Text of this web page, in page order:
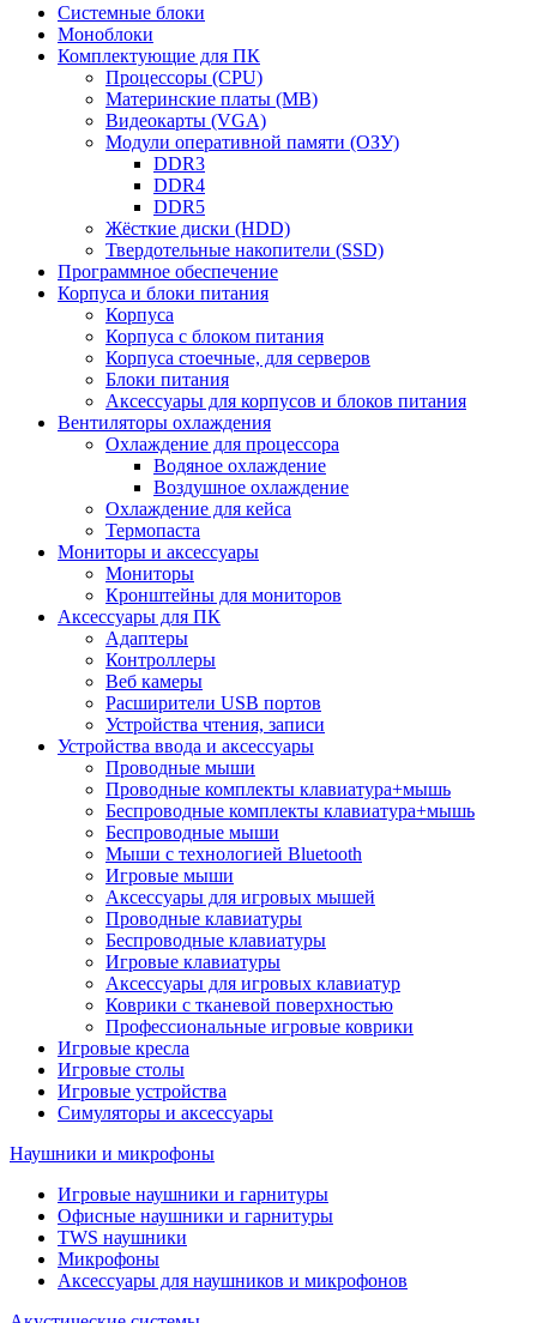
Системные блоки
Моноблоки
Комплектующие для ПК
Процессоры (CPU)
Материнские платы (MB)
Видеокарты (VGA)
Модули оперативной памяти (ОЗУ)
DDR3
DDR4
DDR5
Жёсткие диски (HDD)
Твердотельные накопители (SSD)
Программное обеспечение
Корпуса и блоки питания
Корпуса
Корпуса с блоком питания
Корпуса стоечные, для серверов
Блоки питания
Аксессуары для корпусов и блоков питания
Вентиляторы охлаждения
Охлаждение для процессора
Водяное охлаждение
Воздушное охлаждение
Охлаждение для кейса
Термопаста
Мониторы и аксессуары
Мониторы
Кронштейны для мониторов
Аксессуары для ПК
Адаптеры
Контроллеры
Веб камеры
Расширители USB портов
Устройства чтения, записи
Устройства ввода и аксессуары
Проводные мыши
Проводные комплекты клавиатура+мышь
Беспроводные комплекты клавиатура+мышь
Беспроводные мыши
Мыши с технологией Bluetooth
Игровые мыши
Аксессуары для игровых мышей
Проводные клавиатуры
Беспроводные клавиатуры
Игровые клавиатуры
Аксессуары для игровых клавиатур
Коврики с тканевой поверхностью
Профессиональные игровые коврики
Игровые кресла
Игровые столы
Игровые устройства
Симуляторы и аксессуары
Наушники и микрофоны
Игровые наушники и гарнитуры
Офисные наушники и гарнитуры
TWS наушники
Микрофоны
Аксессуары для наушников и микрофонов